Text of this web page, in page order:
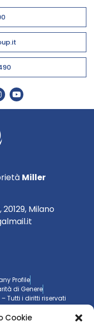
Cookie
Miller
Milano
Profile
di Genere
Tutti i diritti riservati